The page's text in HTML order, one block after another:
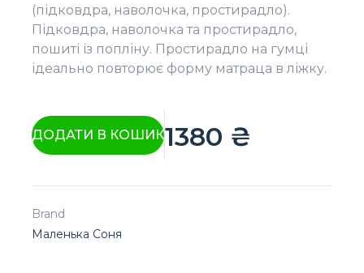
(підковдра, наволочка, простирадло).
Підковдра, наволочка та простирадло,
пошиті із попліну. Простирадло на гумці
ідеально повторює форму матраца в ліжку.
ДОДАТИ В КОШИК1380 ₴
Brand
Маленька Соня